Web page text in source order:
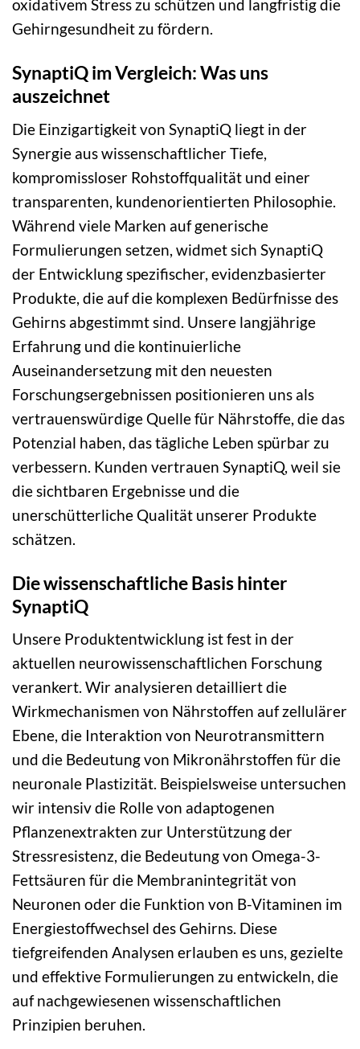
oxidativem Stress zu schützen und langfristig die
Gehirngesundheit zu fördern.
SynaptiQ im Vergleich: Was uns
auszeichnet
Die Einzigartigkeit von SynaptiQ liegt in der
Synergie aus wissenschaftlicher Tiefe,
kompromissloser Rohstoffqualität und einer
transparenten, kundenorientierten Philosophie.
Während viele Marken auf generische
Formulierungen setzen, widmet sich SynaptiQ
der Entwicklung spezifischer, evidenzbasierter
Produkte, die auf die komplexen Bedürfnisse des
Gehirns abgestimmt sind. Unsere langjährige
Erfahrung und die kontinuierliche
Auseinandersetzung mit den neuesten
Forschungsergebnissen positionieren uns als
vertrauenswürdige Quelle für Nährstoffe, die das
Potenzial haben, das tägliche Leben spürbar zu
verbessern. Kunden vertrauen SynaptiQ, weil sie
die sichtbaren Ergebnisse und die
unerschütterliche Qualität unserer Produkte
schätzen.
Die wissenschaftliche Basis hinter
SynaptiQ
Unsere Produktentwicklung ist fest in der
aktuellen neurowissenschaftlichen Forschung
verankert. Wir analysieren detailliert die
Wirkmechanismen von Nährstoffen auf zellulärer
Ebene, die Interaktion von Neurotransmittern
und die Bedeutung von Mikronährstoffen für die
neuronale Plastizität. Beispielsweise untersuchen
wir intensiv die Rolle von adaptogenen
Pflanzenextrakten zur Unterstützung der
Stressresistenz, die Bedeutung von Omega-3-
Fettsäuren für die Membranintegrität von
Neuronen oder die Funktion von B-Vitaminen im
Energiestoffwechsel des Gehirns. Diese
tiefgreifenden Analysen erlauben es uns, gezielte
und effektive Formulierungen zu entwickeln, die
auf nachgewiesenen wissenschaftlichen
Prinzipien beruhen.